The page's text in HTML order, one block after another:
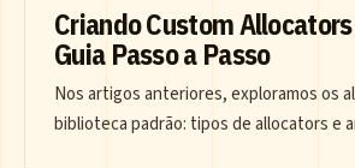
Criando Custom
Guia Passo a Passo
Nos artigos anteriores, exploramos os
biblioteca padrão: tipos de allocators e